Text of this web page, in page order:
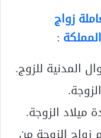
زواج
:
المدنية للزوج.
الزوجة.